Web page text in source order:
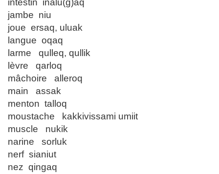
intestin inalu(g)aq
jambe niu
joue ersaq, uluak
langue oqaq
larme qulleq, qullik
lèvre qarloq
mâchoire alleroq
main assak
menton talloq
moustache kakkivissami umiit
muscle nukik
narine sorluk
nerf sianiut
nez qingaq